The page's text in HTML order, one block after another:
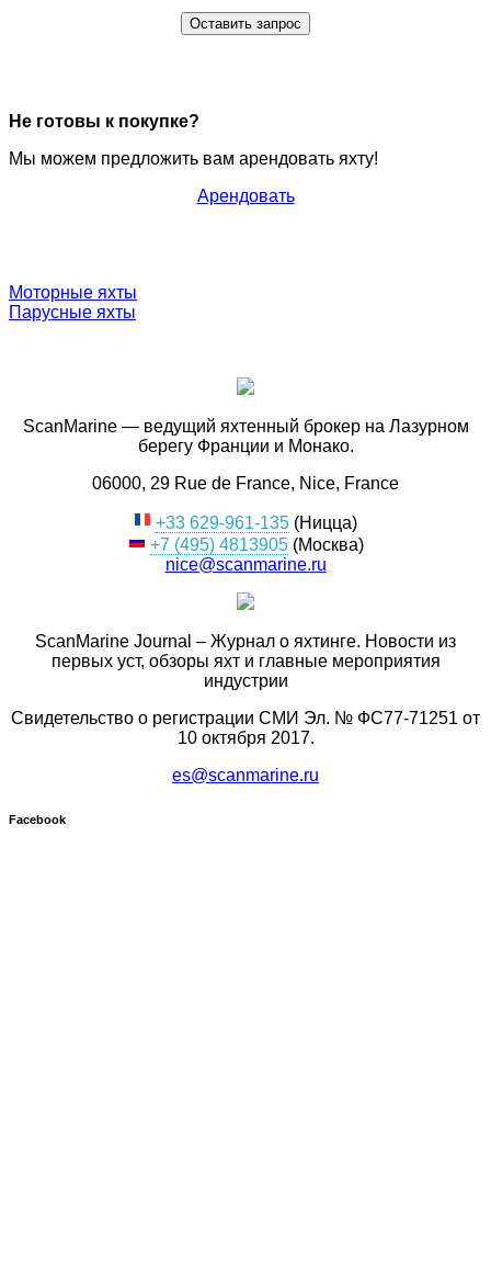
Оставить запрос
Не готовы к покупке?
Мы можем предложить вам арендовать яхту!
Арендовать
Моторные яхты
Парусные яхты
ScanMarine — ведущий яхтенный брокер на Лазурном
берегу Франции и Монако.
06000, 29 Rue de France, Nice, France
+33 629-961-135 (Ницца)
+7 (495) 4813905(Москва)
nice@scanmarine.ru
ScanMarine Journal – Журнал о яхтинге. Новости из
первых уст, обзоры яхт и главные мероприятия
индустрии
Свидетельство о регистрации СМИ Эл. № ФС77-71251 от
10 октября 2017.
es@scanmarine.ru
Facebook